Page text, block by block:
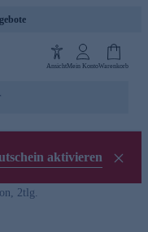
AnsichtMein KontoWarenkorb
aktivieren
2tlg.